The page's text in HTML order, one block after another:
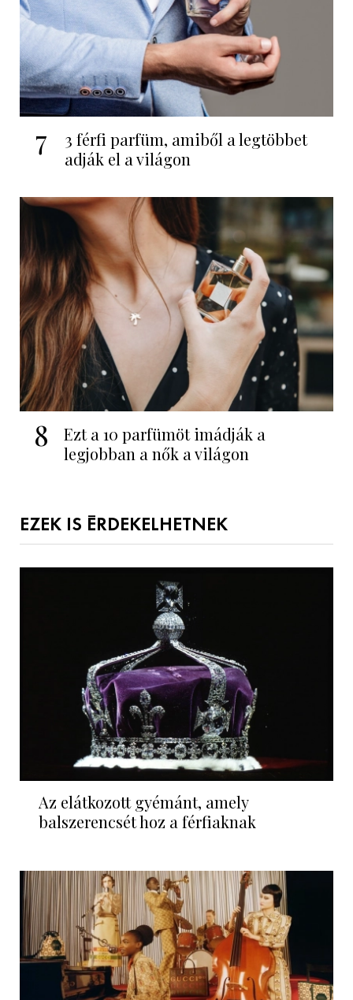
7
3 férfi parfüm, amiből a legtöbbet
adják el a világon
8
Ezt a 10 parfümöt imádják a
legjobban a nők a világon
EZEK IS ÉRDEKELHETNEK
Az elátkozott gyémánt, amely
balszerencsét hoz a férfiaknak